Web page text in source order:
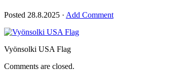
Posted 28.8.2025 · Add Comment
Vyönsolki USA Flag
Comments are closed.